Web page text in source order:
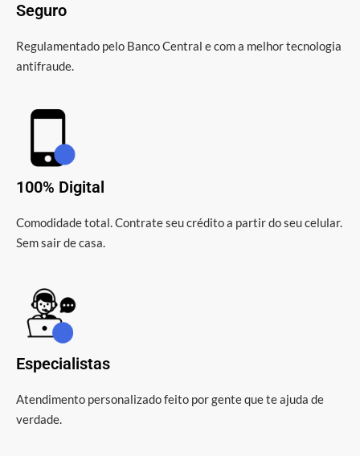
Seguro
Regulamentado pelo Banco Central e com a melhor tecnologia
antifraude.
100% Digital
Comodidade total. Contrate seu crédito a partir do seu celular.
Sem sair de casa.
Especialistas
Atendimento personalizado feito por gente que te ajuda de
verdade.